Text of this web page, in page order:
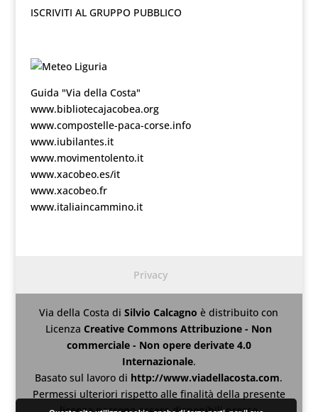
ISCRIVITI AL GRUPPO PUBBLICO
Guida "Via della Costa"
www.bibliotecajacobea.org
www.compostelle-paca-corse.info
www.iubilantes.it
www.movimentolento.it
www.xacobeo.es/it
www.xacobeo.fr
www.italiaincammino.it
Privacy
Via della Costa diSilvio Calcagnoè distribuito con
LicenzaCreative Commons Attribuzione - Non
commerciale - Non opere derivate 4.0
Internazionale.
Basato sul lavoro di http://www.viadellacosta.com.
Permessi ulteriori rispetto alle finalità della presente